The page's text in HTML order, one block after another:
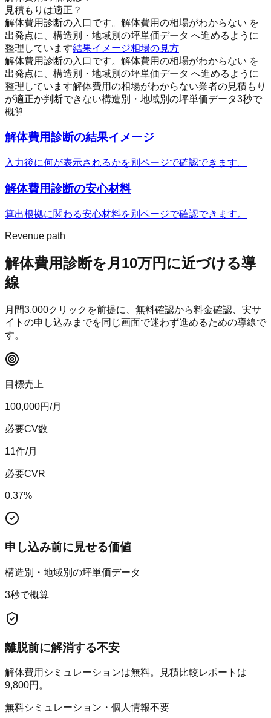
見積もりは適正？
解体費用診断の入口です。解体費用の相場がわからない を
出発点に、構造別・地域別の坪単価データ へ進めるように
整理しています結果イメージ相場の見方
解体費用診断の入口です。解体費用の相場がわからない を
出発点に、構造別・地域別の坪単価データ へ進めるように
整理しています解体費用の相場がわからない業者の見積もり
が適正か判断できない構造別・地域別の坪単価データ3秒で
概算
解体費用診断の結果イメージ
入力後に何が表示されるかを別ページで確認できます。
解体費用診断の安心材料
算出根拠に関わる安心材料を別ページで確認できます。
Revenue path
解体費用診断を月10万円に近づける導
線
月間3,000クリックを前提に、無料確認から料金確認、実サ
イトの申し込みまでを同じ画面で迷わず進めるための導線で
す。
目標売上
100,000円/月
必要CV数
11件/月
必要CVR
0.37%
申し込み前に見せる価値
構造別・地域別の坪単価データ
3秒で概算
離脱前に解消する不安
解体費用シミュレーションは無料。見積比較レポートは
9,800円。
無料シミュレーション・個人情報不要